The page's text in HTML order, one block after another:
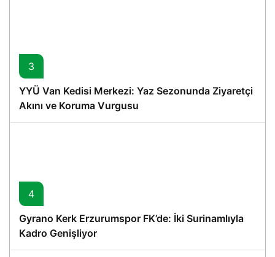
3
YYÜ Van Kedisi Merkezi: Yaz Sezonunda Ziyaretçi
Akını ve Koruma Vurgusu
4
Gyrano Kerk Erzurumspor FK’de: İki Surinamlıyla
Kadro Genişliyor